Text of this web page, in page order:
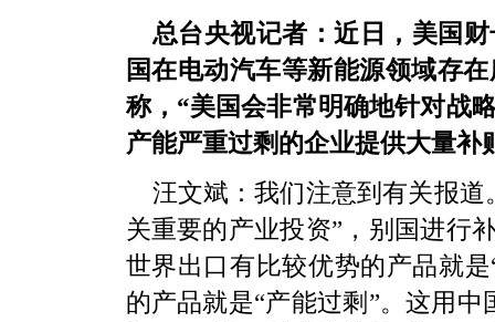
总台央视记者：近日，美国
国在电动汽车等新能源领域存
称，“美国会非常明确地针对战
产能严重过剩的企业提供大量补
汪文斌：我们注意到有关报
关重要的产业投资”，别国进行
世界出口有比较优势的产品就
的产品就是“产能过剩”。这用